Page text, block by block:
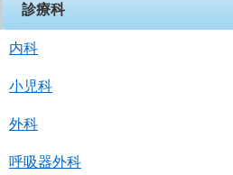
診療科
内科
小児科
外科
呼吸器外科